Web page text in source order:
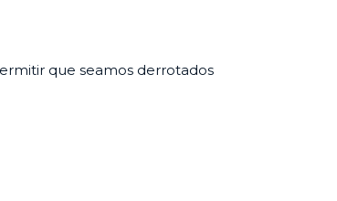
que seamos derrotados